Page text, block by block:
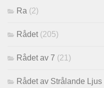
Ra (2)
Rådet (205)
Rådet av 7 (21)
Rådet av Strålande Ljus